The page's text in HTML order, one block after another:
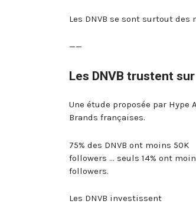
Les DNVB se sont surtout
——
Les DNVB trustent sur
Une étude proposée par
Brands françaises.
75% des DNVB ont moins 50K
followers … seuls 14% ont
followers.
Les DNVB investissent